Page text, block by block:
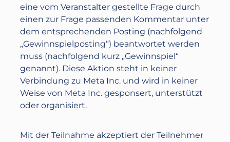
eine vom Veranstalter gestellte Frage durch
einen zur Frage passenden Kommentar unter
dem entsprechenden Posting (nachfolgend
„Gewinnspielposting“) beantwortet werden
muss (nachfolgend kurz „Gewinnspiel“
genannt). Diese Aktion steht in keiner
Verbindung zu Meta Inc. und wird in keiner
Weise von Meta Inc. gesponsert, unterstützt
oder organisiert.
Mit der Teilnahme akzeptiert der Teilnehmer